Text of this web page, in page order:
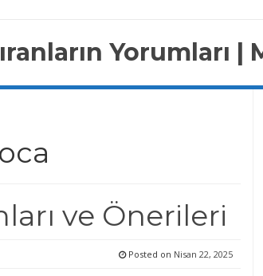
Yorumları
ve Önerileri
Posted on Nisan 22, 2025